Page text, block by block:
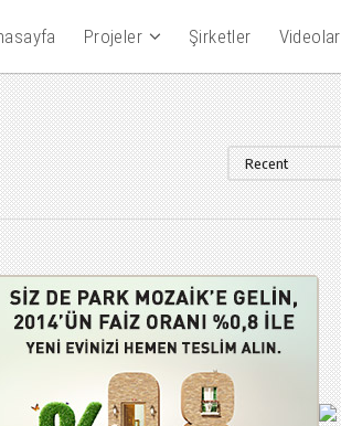
Projeler Şirketler Videolar
Recent